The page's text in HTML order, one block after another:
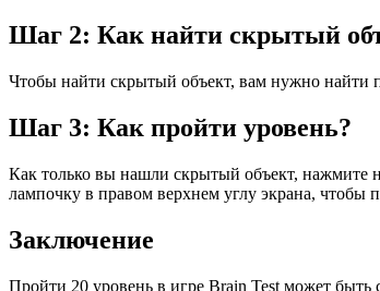
Шаг 2: Как найти скрытый
Чтобы найти скрытый объект, вам нужно найти
Шаг 3: Как пройти уровень?
Как только вы нашли скрытый объект, нажмите
лампочку в правом верхнем углу экрана, чтобы
Заключение
Пройти 20 уровень в игре Brain Test может